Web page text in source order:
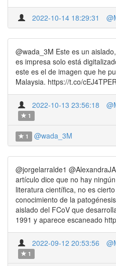
2022-10-14 18:29:31
@wada_3M Este es un
es impresa solo está
este es el de imagen que he
Malaysia. https://t.co/
2022-10-13 23:56:18
1
1 @wada_3M
@jorgelarralde1
artículo dice que no hay
literatura científica, no es
conocimiento de la
aislado del FCoV que
1991 y aparece escaneado
2022-09-12 20:53:56
1